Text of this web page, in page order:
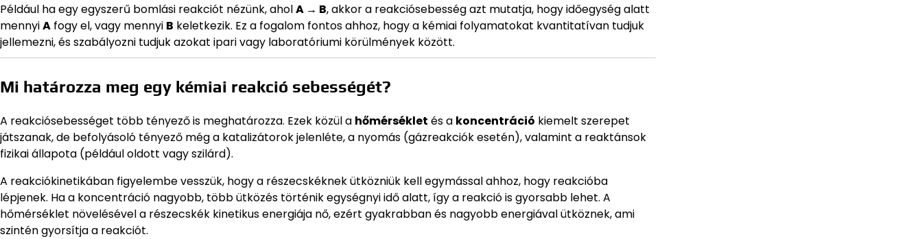
Például ha egy egyszerű bomlási reakciót nézünk, aholA → B, akkor a reakciósebesség azt mutatja, hogy időegység alatt
mennyiA fogy el, vagy mennyi B keletkezik. Ez a fogalom fontos ahhoz, hogy a kémiai folyamatokat kvantitatívan tudjuk
jellemezni, és szabályozni tudjuk azokat ipari vagy laboratóriumi körülmények között.
Mi határozza meg egy kémiai reakció sebességét?
A reakciósebességet több tényező is meghatározza. Ezek közül a hőmérséklet és a koncentráció kiemelt szerepet
játszanak, de befolyásoló tényező még a katalizátorok jelenléte, a nyomás (gázreakciók esetén), valamint a reaktánsok
fizikai állapota (például oldott vagy szilárd).
A reakciókinetikában figyelembe vesszük, hogy a részecskéknek ütközniük kell egymással ahhoz, hogy reakcióba
lépjenek. Ha a koncentráció nagyobb, több ütközés történik egységnyi idő alatt, így a reakció is gyorsabb lehet. A
hőmérséklet növelésével a részecskék kinetikus energiája nő, ezért gyakrabban és nagyobb energiával ütköznek, ami
szintén gyorsítja a reakciót.